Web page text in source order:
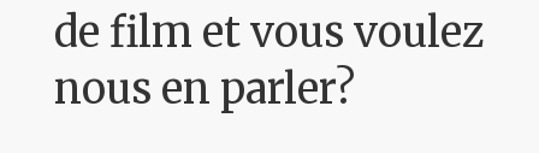
de film et vous voulez
nous en parler?